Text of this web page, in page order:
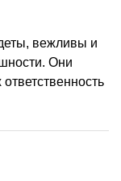
вежливы и
Они